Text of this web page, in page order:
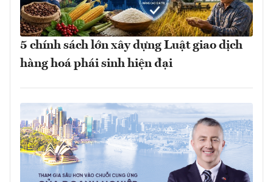
5 chính sách lớn xây dựng Luật giao dịch
hàng hoá phái sinh hiện đại